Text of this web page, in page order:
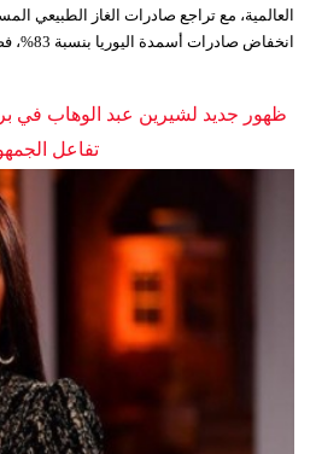
انخفاض صادرات أسمدة اليوريا بنسبة 83%، فضلًا
ظهور جديد لشيرين عبد الوهاب في
تفاعل